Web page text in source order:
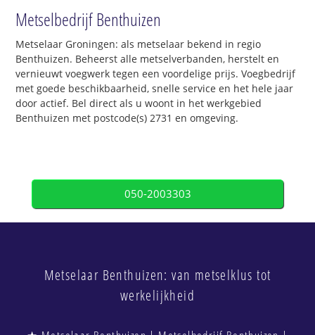
Metselbedrijf Benthuizen
Metselaar Groningen: als metselaar bekend in regio
Benthuizen. Beheerst alle metselverbanden, herstelt en
vernieuwt voegwerk tegen een voordelige prijs. Voegbedrijf
met goede beschikbaarheid, snelle service en het hele jaar
door actief. Bel direct als u woont in het werkgebied
Benthuizen met postcode(s) 2731 en omgeving.
050-2003303
Metselaar Benthuizen: van metselklus tot
werkelijkheid